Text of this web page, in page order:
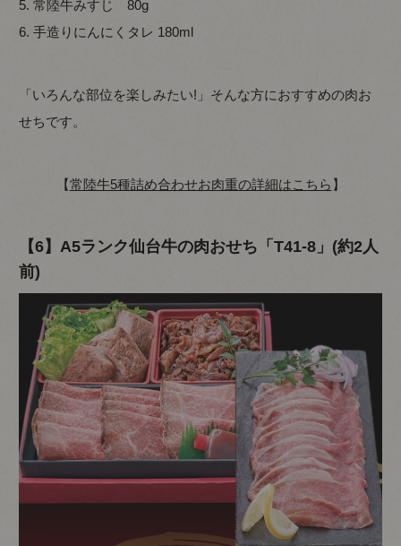
5. 常陸牛みすじ 80g
6. 手造りにんにくタレ 180ml
「いろんな部位を楽しみたい!」そんな方におすすめの肉お
せちです。
【常陸牛5種詰め合わせお肉重の詳細はこちら 】
【6】A5ランク仙台牛の肉おせち「T41-8」(約2人
前)